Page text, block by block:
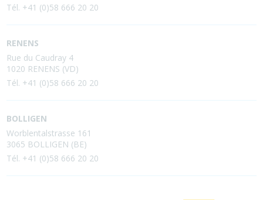
Tél. +41 (0)58 666 20 20
RENENS
Rue du Caudray 4
1020 RENENS (VD)
Tél. +41 (0)58 666 20 20
BOLLIGEN
Worblentalstrasse 161
3065 BOLLIGEN (BE)
Tél. +41 (0)58 666 20 20